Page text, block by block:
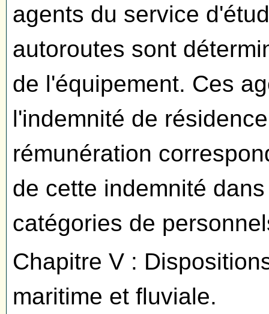
agents du service
autoroutes sont
de l'équipement. Ces
l'indemnité de
rémunération
de cette indemnité
catégories de
Chapitre V :
maritime et fluviale.